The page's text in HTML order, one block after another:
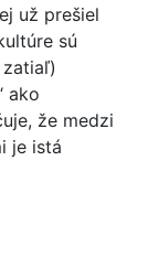
už prešiel
sú
ako
že medzi
je istá